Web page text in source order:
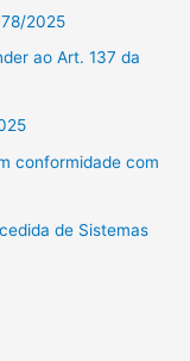
2025
ao Art. 137 da
conformidade com
de Sistemas